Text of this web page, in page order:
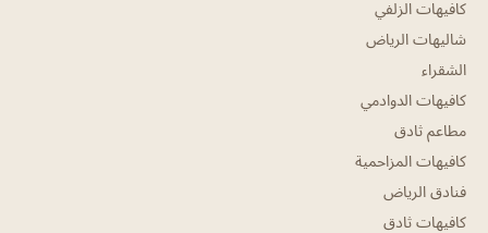
كافيهات الزلفي
شاليهات الرياض
الشقراء
كافيهات الدوادمي
مطاعم ثادق
كافيهات المزاحمية
فنادق الرياض
كافيهات ثادق